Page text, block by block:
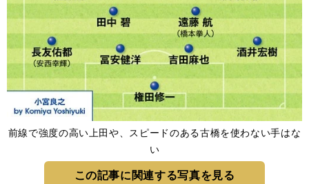
前線で強度の高い上田や、スピードのある古橋を使わない手はな
い
この記事に関連する写真を見る